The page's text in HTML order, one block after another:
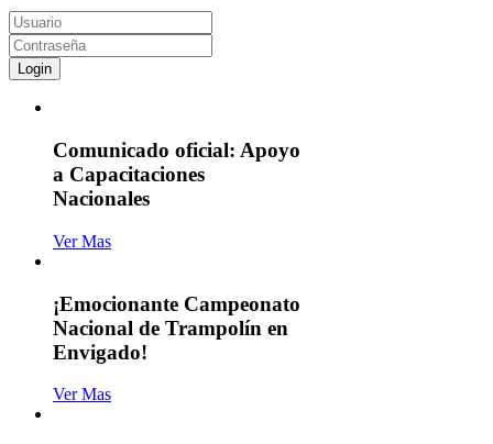
Login
Comunicado oficial: Apoyo
a Capacitaciones
Nacionales
Ver Mas
¡Emocionante Campeonato
Nacional de Trampolín en
Envigado!
Ver Mas